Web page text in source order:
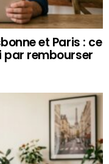
et Paris : ce
rembourser